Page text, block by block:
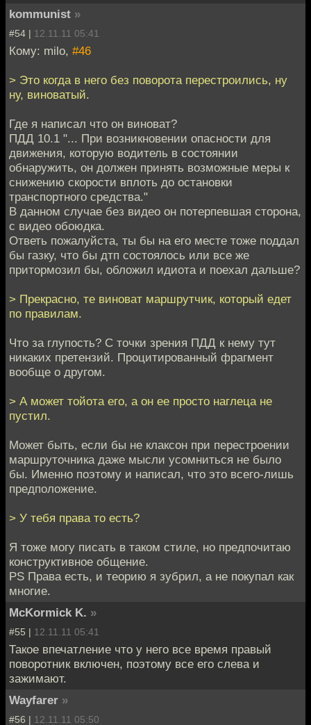
kommunist »
#54 | 12.11.11 05:41
Кому: milo, #46
> Это когда в него без поворота перестроились, ну
ну, виноватый.
Где я написал что он виноват?
ПДД 10.1 "... При возникновении опасности для
движения, которую водитель в состоянии
обнаружить, он должен принять возможные меры к
снижению скорости вплоть до остановки
транспортного средства."
В данном случае без видео он потерпевшая сторона,
с видео обоюдка.
Ответь пожалуйста, ты бы на его месте тоже поддал
бы газку, что бы дтп состоялось или все же
притормозил бы, обложил идиота и поехал дальше?
> Прекрасно, те виноват маршрутчик, который едет
по правилам.
Что за глупость? С точки зрения ПДД к нему тут
никаких претензий. Процитированный фрагмент
вообще о другом.
> А может тойота его, а он ее просто наглеца не
пустил.
Может быть, если бы не клаксон при перестроении
маршруточника даже мысли усомниться не было
бы. Именно поэтому и написал, что это всего-лишь
предположение.
> У тебя права то есть?
Я тоже могу писать в таком стиле, но предпочитаю
конструктивное общение.
PS Права есть, и теорию я зубрил, а не покупал как
многие.
McKormick K. »
#55 | 12.11.11 05:41
Такое впечатление что у него все время правый
поворотник включен, поэтому все его слева и
зажимают.
Wayfarer »
#56 | 12.11.11 05:50